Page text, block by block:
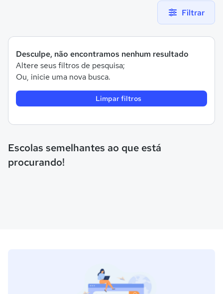
Filtrar
Desculpe, não encontramos nenhum resultado
Altere seus filtros de pesquisa;
Ou, inicie uma nova busca.
Limpar filtros
Escolas semelhantes ao que está
procurando!